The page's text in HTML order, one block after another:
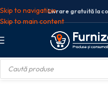
Skip to navigation
Skip to main content
Livrare gratuită la
tacamuri biodegradabile